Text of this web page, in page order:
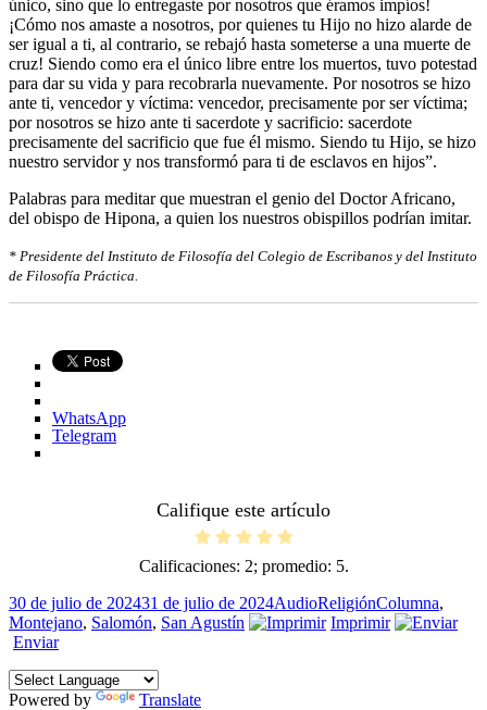
único, sino que lo entregaste por nosotros que éramos impíos!
¡Cómo nos amaste a nosotros, por quienes tu Hijo no hizo alarde de
ser igual a ti, al contrario, se rebajó hasta someterse a una muerte de
cruz! Siendo como era el único libre entre los muertos, tuvo potestad
para dar su vida y para recobrarla nuevamente. Por nosotros se hizo
ante ti, vencedor y víctima: vencedor, precisamente por ser víctima;
por nosotros se hizo ante ti sacerdote y sacrificio: sacerdote
precisamente del sacrificio que fue él mismo. Siendo tu Hijo, se hizo
nuestro servidor y nos transformó para ti de esclavos en hijos”.
Palabras para meditar que muestran el genio del Doctor Africano,
del obispo de Hipona, a quien los nuestros obispillos podrían imitar.
* Presidente del Instituto de Filosofía del Colegio de Escribanos y del Instituto
de Filosofía Práctica.
WhatsApp
Telegram
Califique este artículo
Calificaciones: 2; promedio: 5.
Publicado
el
30 de julio de 202431 de julio de 2024Formato
AudioCategorías
ReligiónEtiquetas
Columna,
Montejano, Salomón, San Agustín
Imprimir
Enviar
Powered by Translate